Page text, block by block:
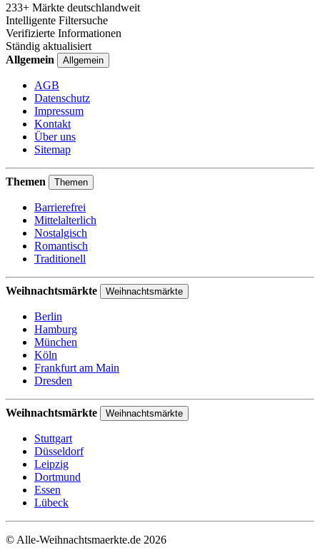
233+ Märkte deutschlandweit
Intelligente Filtersuche
Verifizierte Informationen
Ständig aktualisiert
Allgemein
Allgemein
AGB
Datenschutz
Impressum
Kontakt
Über uns
Sitemap
Themen Themen
Barrierefrei
Mittelalterlich
Nostalgisch
Romantisch
Traditionell
Weihnachtsmärkte Weihnachtsmärkte
Berlin
Hamburg
München
Köln
Frankfurt am Main
Dresden
Weihnachtsmärkte Weihnachtsmärkte
Stuttgart
Düsseldorf
Leipzig
Dortmund
Essen
Lübeck
© Alle-Weihnachtsmaerkte.de 2026